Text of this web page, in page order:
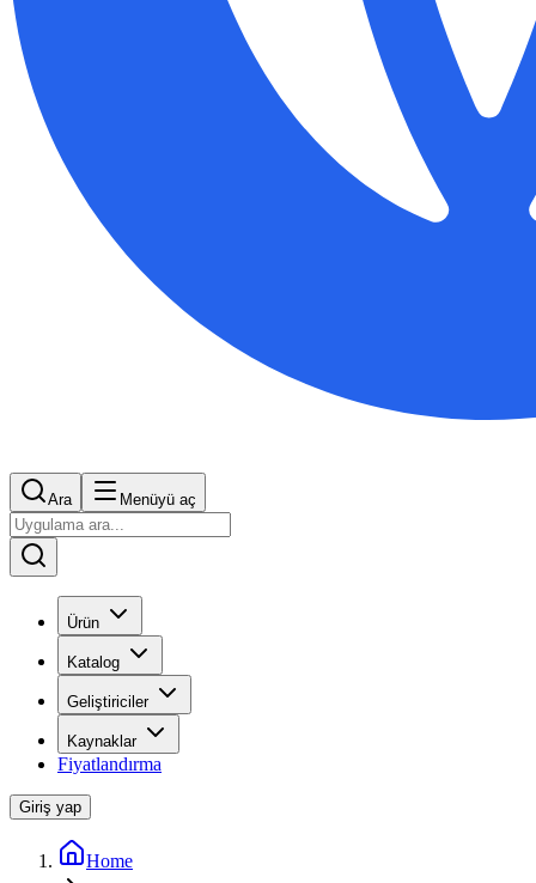
Ara Menüyü aç
Ürün
Katalog
Geliştiriciler
Kaynaklar
Fiyatlandırma
Giriş yap
Home